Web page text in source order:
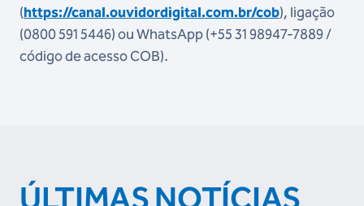
(https://canal.ouvidordigital.com.br/cob), ligação
(0800 591 5446) ou WhatsApp (+55 31 98947-7889 /
código de acesso COB).
ÚLTIMAS NOTÍCIAS